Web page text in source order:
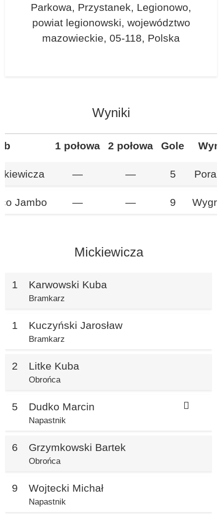
Parkowa, Przystanek, Legionowo,
powiat legionowski, województwo
mazowieckie, 05-118, Polska
Wyniki
1 połowa 2 połowa Gole
— — 5
Jambo — — 9
Mickiewicza
1 Karwowski Kuba
Bramkarz
1 Kuczyński Jarosław
Bramkarz
2 Litke Kuba
Obrońca
5 Dudko Marcin
Napastnik
6 Grzymkowski Bartek
Obrońca
9 Wojtecki Michał
Napastnik